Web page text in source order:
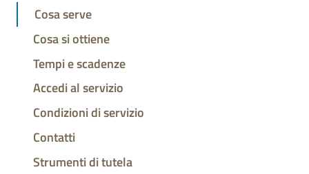
Cosa serve
Cosa si ottiene
Tempi e scadenze
Accedi al servizio
Condizioni di servizio
Contatti
Strumenti di tutela